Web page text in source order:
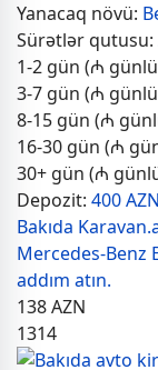
Yanacaq növü:
Sürətlər qutusu:
1-2 gün (₼
3-7 gün (₼
8-15 gün (₼
16-30 gün (₼
30+ gün (₼
Depozit: 400 AZN
Bakıda
Mercedes-Benz
addım atın.
138AZN
1314